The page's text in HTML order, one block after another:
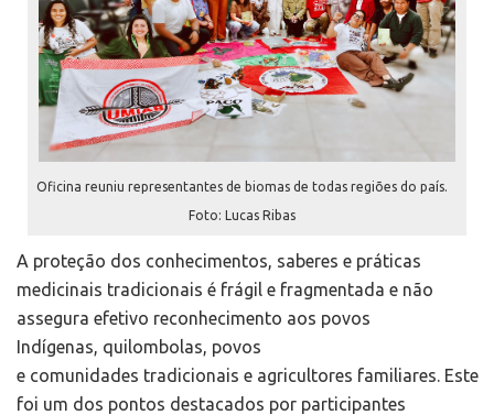
Oficina reuniu representantes de biomas de todas regiões do país.
Foto: Lucas Ribas
A proteção dos conhecimentos, saberes e práticas
medicinais tradicionais é frágil e fragmentada e não
assegura efetivo reconhecimento aos povos
Indígenas, quilombolas, povos
e comunidades tradicionais e agricultores familiares. Este
foi um dos pontos destacados por participantes